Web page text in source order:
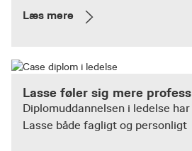
Læs mere
Lasse føler sig mere
Diplomuddannelsen i ledelse
Lasse både fagligt og personligt